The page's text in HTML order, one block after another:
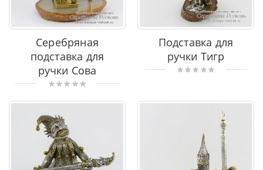
Серебряная
подставка для
ручки Сова
Подставка для
ручки Тигр